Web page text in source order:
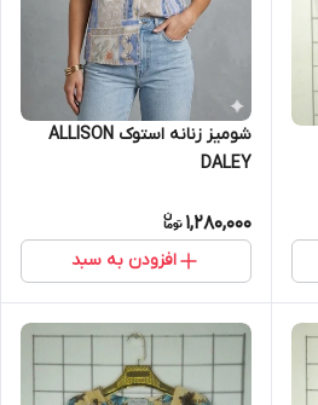
شومیز زنانه استوک ALLISON
DALEY
1,280,000
افزودن به سبد